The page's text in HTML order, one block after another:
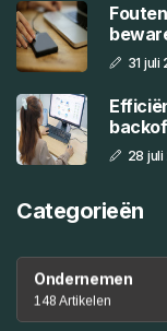
31 juli
28
Categorieën
Ondernemen
148 Artikelen